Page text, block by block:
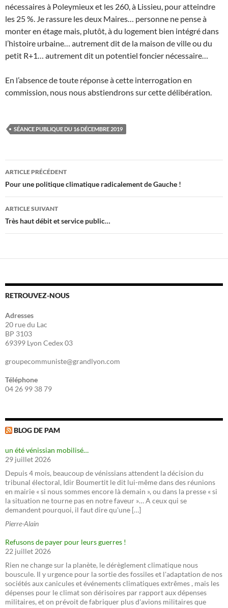
nécessaires à Poleymieux et les 260, à Lissieu, pour atteindre
les 25 %. Je rassure les deux Maires… personne ne pense à
monter en étage mais, plutôt, à du logement bien intégré dans
l’histoire urbaine… autrement dit de la maison de ville ou du
petit R+1… autrement dit un potentiel foncier nécessaire…
En l’absence de toute réponse à cette interrogation en
commission, nous nous abstiendrons sur cette délibération.
SÉANCE PUBLIQUE DU 16 DÉCEMBRE 2019
Navigation
des
articles
ARTICLE PRÉCÉDENT
Pour une politique climatique radicalement de Gauche !
ARTICLE SUIVANT
Très haut débit et service public…
RETROUVEZ-NOUS
Adresses
20 rue du Lac
BP 3103
69399 Lyon Cedex 03
groupecommuniste@grandlyon.com
Téléphone
04 26 99 38 79
BLOG DE PAM
un été vénissian mobilisé…
29 juillet 2026
Depuis 4 mois, beaucoup de vénissians attendent la décision du
tribunal électoral, Idir Boumertit le dit lui-même dans des réunions
en mairie « si nous sommes encore là demain », ou dans la presse « si
la situation ne tourne pas en notre faveur »… A ceux qui se
demandent pourquoi, il faut dire qu'une […]
Pierre-Alain
Refusons de payer pour leurs guerres !
22 juillet 2026
Rien ne change sur la planète, le dérèglement climatique nous
bouscule. Il y urgence pour la sortie des fossiles et l'adaptation de nos
sociétés aux canicules et événements climatiques extrêmes , mais les
dépenses pour le climat son dérisoires par rapport aux dépenses
militaires, et on prévoit de fabriquer plus d'avions militaires que